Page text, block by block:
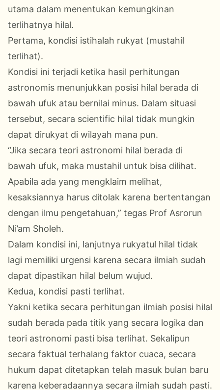
utama dalam menentukan kemungkinan
terlihatnya hilal.
Pertama, kondisi istihalah rukyat (mustahil
terlihat).
Kondisi ini terjadi ketika hasil perhitungan
astronomis menunjukkan posisi hilal berada di
bawah ufuk atau bernilai minus. Dalam situasi
tersebut, secara scientific hilal tidak mungkin
dapat dirukyat di wilayah mana pun.
“Jika secara teori astronomi hilal berada di
bawah ufuk, maka mustahil untuk bisa dilihat.
Apabila ada yang mengklaim melihat,
kesaksiannya harus ditolak karena bertentangan
dengan ilmu pengetahuan,” tegas Prof Asrorun
Ni’am Sholeh.
Dalam kondisi ini, lanjutnya rukyatul hilal tidak
lagi memiliki urgensi karena secara ilmiah sudah
dapat dipastikan hilal belum wujud.
Kedua, kondisi pasti terlihat.
Yakni ketika secara perhitungan ilmiah posisi hilal
sudah berada pada titik yang secara logika dan
teori astronomi pasti bisa terlihat. Sekalipun
secara faktual terhalang faktor cuaca, secara
hukum dapat ditetapkan telah masuk bulan baru
karena keberadaannya secara ilmiah sudah pasti.